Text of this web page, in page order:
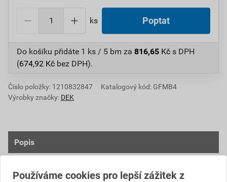
ks Poptat
Do košíku přidáte 1 ks / 5 bm za 816,65 Kč s DPH
(674,92 Kč bez DPH).
Číslo položky: 1210832847
Katalogový kód: GFMB4
Výrobky značky: DEK
Popis
Používáme cookies pro lepší zážitek z